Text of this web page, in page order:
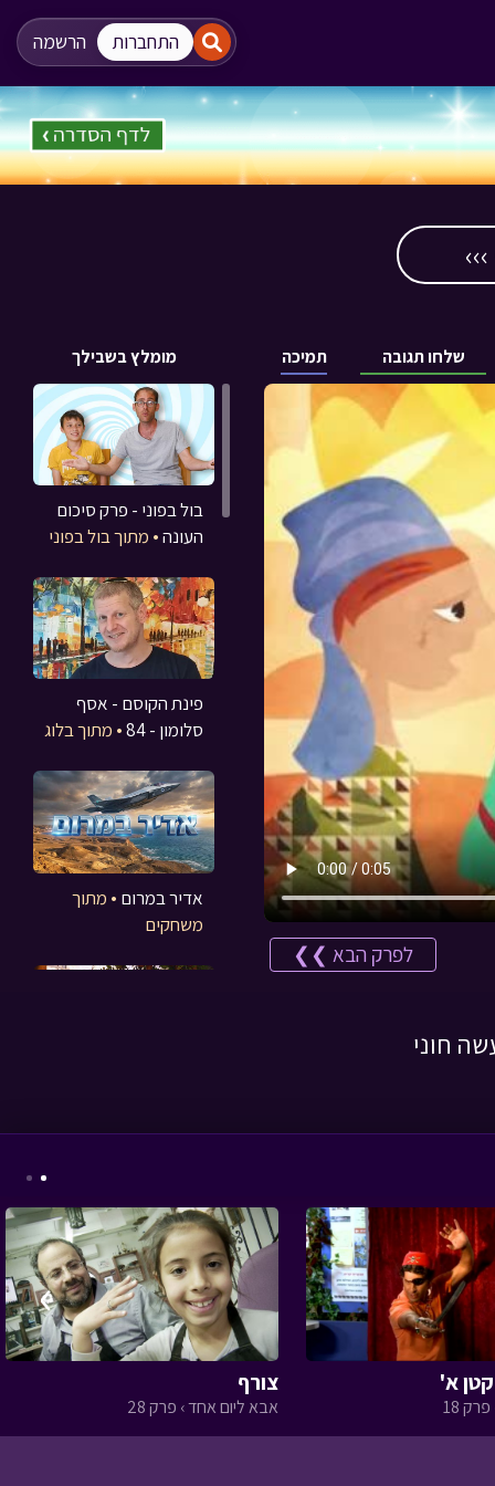
התחברות הרשמה
מומלץ בשבילך תמיכה שלחו תגובה
לפרק הבא ❯❯
בול בפוני - פרק סיכום
העונה• מתוך בול בפוני
פינת הקוסם - אסף
סלומון - 84
• מתוך בלוג
אדיר במרום • מתוך
משחקים
אבא ליום אחד - הקמת
גינות• מתוך אבא ליום
אחד
חוני
א'
18
צורף
אבא ליום אחד › פרק 28
›